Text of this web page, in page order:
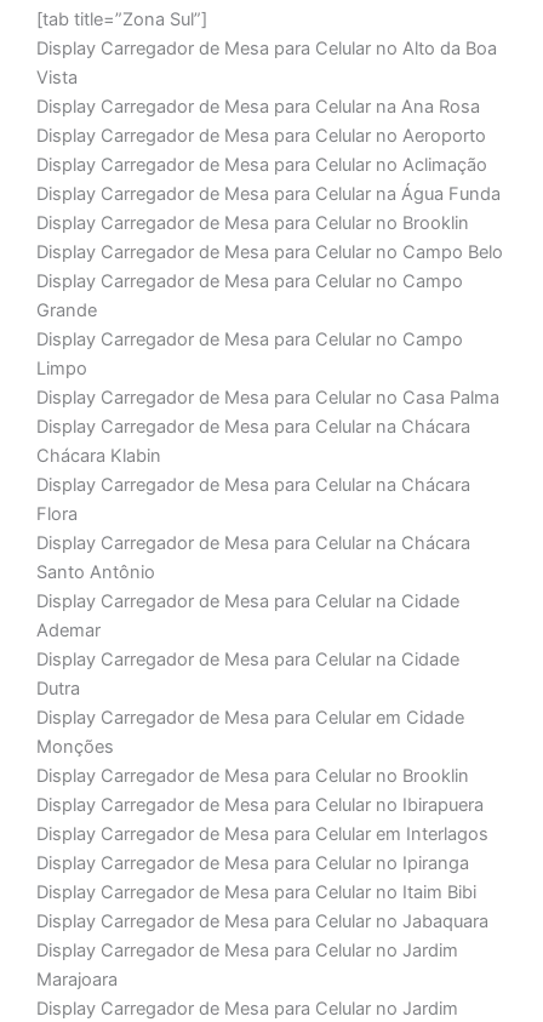
[tab title=”Zona Sul”]
Display Carregador de Mesa para Celular no Alto da Boa
Vista
Display Carregador de Mesa para Celular na Ana Rosa
Display Carregador de Mesa para Celular no Aeroporto
Display Carregador de Mesa para Celular no Aclimação
Display Carregador de Mesa para Celular na Água Funda
Display Carregador de Mesa para Celular no Brooklin
Display Carregador de Mesa para Celular no Campo Belo
Display Carregador de Mesa para Celular no Campo
Grande
Display Carregador de Mesa para Celular no Campo
Limpo
Display Carregador de Mesa para Celular no Casa Palma
Display Carregador de Mesa para Celular na Chácara
Chácara Klabin
Display Carregador de Mesa para Celular na Chácara
Flora
Display Carregador de Mesa para Celular na Chácara
Santo Antônio
Display Carregador de Mesa para Celular na Cidade
Ademar
Display Carregador de Mesa para Celular na Cidade
Dutra
Display Carregador de Mesa para Celular em Cidade
Monções
Display Carregador de Mesa para Celular no Brooklin
Display Carregador de Mesa para Celular no Ibirapuera
Display Carregador de Mesa para Celular em Interlagos
Display Carregador de Mesa para Celular no Ipiranga
Display Carregador de Mesa para Celular no Itaim Bibi
Display Carregador de Mesa para Celular no Jabaquara
Display Carregador de Mesa para Celular no Jardim
Marajoara
Display Carregador de Mesa para Celular no Jardim